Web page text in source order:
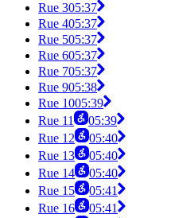
Rue 305:37
Rue 405:37
Rue 505:37
Rue 605:37
Rue 705:37
Rue 905:38
Rue 1005:39
Rue 11
05:39
Rue 12
05:40
Rue 13
05:40
Rue 14
05:40
Rue 15
05:41
Rue 16
05:41